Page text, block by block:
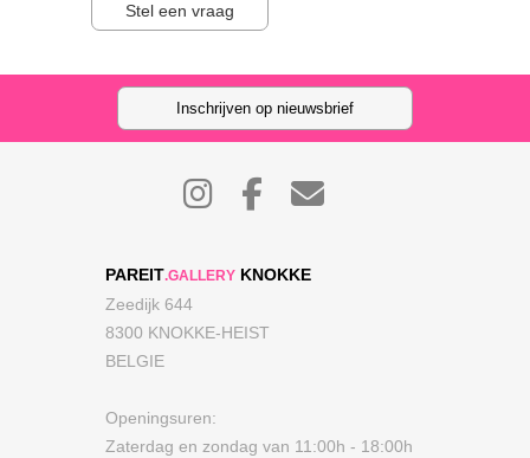
Stel een vraag
Inschrijven op nieuwsbrief
PAREIT.GALLERY KNOKKE
Zeedijk 644
8300 KNOKKE-HEIST
BELGIE
Openingsuren:
Zaterdag en zondag van 11:00h - 18:00h